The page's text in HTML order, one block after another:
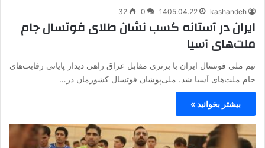
kashandeh
1405.04.22
0
32
ایران در آستانه کسب نشان طلای فوتسال جام
ملت‌های آسیا
تیم ملی فوتسال ایران با برتری مقابل عراق راهی دیدار پایانی رقابت‌های
جام ملت‌های آسیا شد. ملی‌پوشان فوتسال کشورمان در…
بیشتر بخوانید »